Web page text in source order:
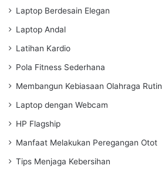
Laptop Berdesain Elegan
Laptop Andal
Latihan Kardio
Pola Fitness Sederhana
Membangun Kebiasaan Olahraga Rutin
Laptop dengan Webcam
HP Flagship
Manfaat Melakukan Peregangan Otot
Tips Menjaga Kebersihan